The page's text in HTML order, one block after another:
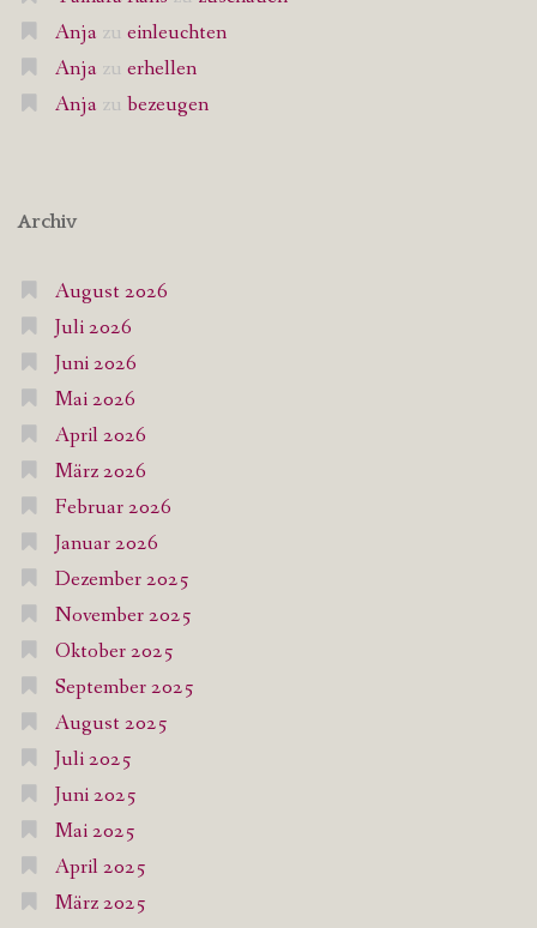
Anja zu einleuchten
Anja zu erhellen
Anja zu bezeugen
Archiv
August 2026
Juli 2026
Juni 2026
Mai 2026
April 2026
März 2026
Februar 2026
Januar 2026
Dezember 2025
November 2025
Oktober 2025
September 2025
August 2025
Juli 2025
Juni 2025
Mai 2025
April 2025
März 2025